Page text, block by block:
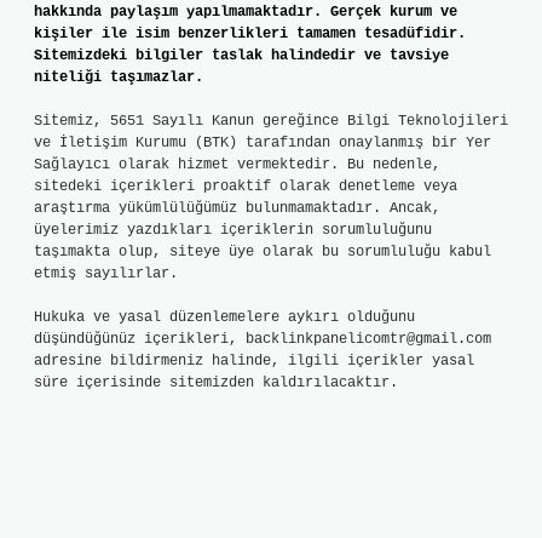
hakkında paylaşım yapılmamaktadır. Gerçek kurum ve
kişiler ile isim benzerlikleri tamamen tesadüfidir.
Sitemizdeki bilgiler taslak halindedir ve tavsiye
niteliği taşımazlar.
Sitemiz, 5651 Sayılı Kanun gereğince Bilgi Teknolojileri
ve İletişim Kurumu (BTK) tarafından onaylanmış bir Yer
Sağlayıcı olarak hizmet vermektedir. Bu nedenle,
sitedeki içerikleri proaktif olarak denetleme veya
araştırma yükümlülüğümüz bulunmamaktadır. Ancak,
üyelerimiz yazdıkları içeriklerin sorumluluğunu
taşımakta olup, siteye üye olarak bu sorumluluğu kabul
etmiş sayılırlar.
Hukuka ve yasal düzenlemelere aykırı olduğunu
düşündüğünüz içerikleri, backlinkpanelicomtr@gmail.com
adresine bildirmeniz halinde, ilgili içerikler yasal
süre içerisinde sitemizden kaldırılacaktır.